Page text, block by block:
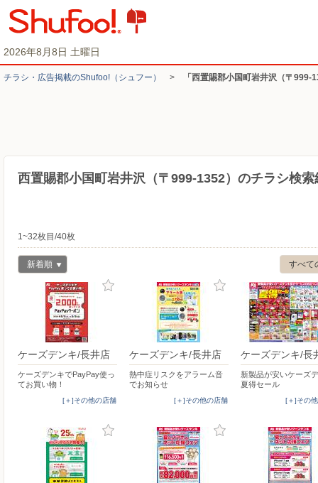
2026年8月8日 土曜日
チラシ・​広告掲載の​Shufoo!​（シュフー） > 「西置賜郡小国町岩井沢（〒999-
西置賜郡小国町岩井沢（〒999-1352）のチラシ検索
1~32枚目/40枚
すべて
新着順
ケーズデンキ/長井店
ケーズデンキでPayPay使っ
てお買い物！
[＋]その他の店舗
ケーズデンキ/長井店
熱中症リスクをアラーム音
でお知らせ
[＋]その他の店舗
ケーズデンキ/長
新製品が安いケーズ
夏得セール
[＋]その